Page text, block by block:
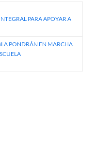
PARA APOYAR A
PONDRÁN EN MARCHA